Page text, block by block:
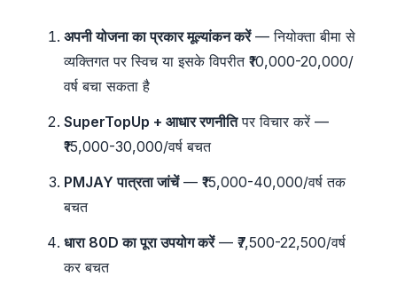
अपनी योजना का प्रकार मूल्यांकन करें— नियोक्ता बीमा से
व्यक्तिगत पर स्विच या इसके विपरीत ₹10,000-20,000/
वर्ष बचा सकता है
SuperTopUp + आधार रणनीतिपर विचार करें —
₹15,000-30,000/वर्ष बचत
PMJAY पात्रता जांचें— ₹15,000-40,000/वर्ष तक
बचत
धारा 80D का पूरा उपयोग करें— ₹7,500-22,500/वर्ष
कर बचत